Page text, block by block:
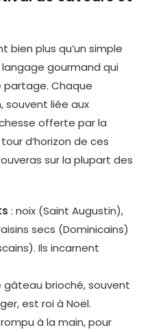
bien plus qu’un simple
gourmand qui
partage. Chaque
souvent liée aux
offerte par la
d’horizon de ces
sur la plupart des
: noix (Saint Augustin),
secs (Dominicains)
Ils incarnent
gâteau brioché, souvent
est roi à Noël.
à la main, pour